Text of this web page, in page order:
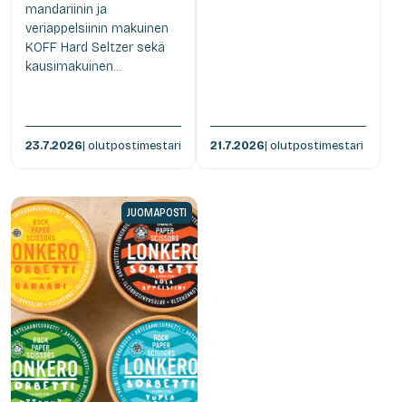
mandariinin ja
veriappelsiinin makuinen
KOFF Hard Seltzer sekä
kausimakuinen...
23.7.2026| olutpostimestari 21.7.2026| olutpostimestari
JUOMAPOSTI